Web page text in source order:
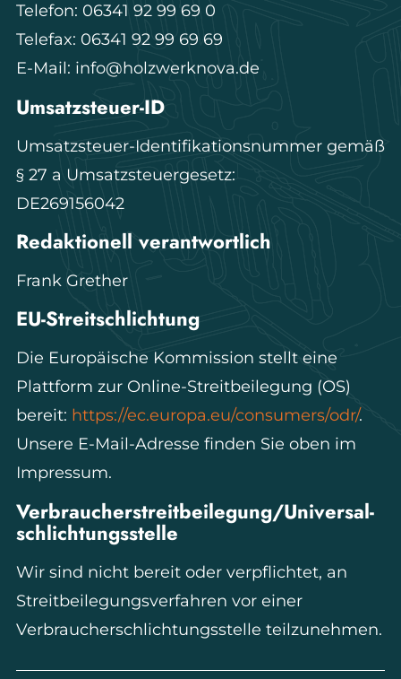
Telefon: 06341 92 99 69 0
Telefax: 06341 92 99 69 69
E-Mail: info@holzwerknova.de
Umsatzsteuer-ID
Umsatzsteuer-Identifikationsnummer gemäß
§ 27 a Umsatzsteuergesetz:
DE269156042
Redaktionell verantwortlich
Frank Grether
EU-Streitschlichtung
Die Europäische Kommission stellt eine
Plattform zur Online-Streitbeilegung (OS)
bereit: https://ec.europa.eu/consumers/odr/.
Unsere E-Mail-Adresse finden Sie oben im
Impressum.
Verbraucher­streit­beilegung/Universal­
schlichtungs­stelle
Wir sind nicht bereit oder verpflichtet, an
Streitbeilegungsverfahren vor einer
Verbraucherschlichtungsstelle teilzunehmen.